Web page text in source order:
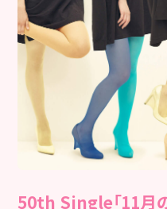
50th Single「11月